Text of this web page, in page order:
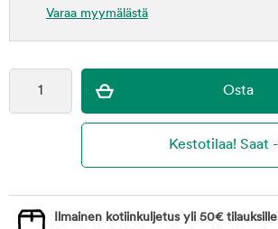
Varaa myymälästä
Ilmainen kotiinkuljetus yli 50€ tilauksille